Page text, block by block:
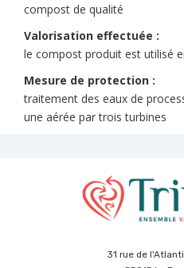
compost de qualité
Valorisation effectuée :
le compost produit est utilisé
Mesure de protection :
traitement des eaux de
une aérée par trois turbines
31 rue de